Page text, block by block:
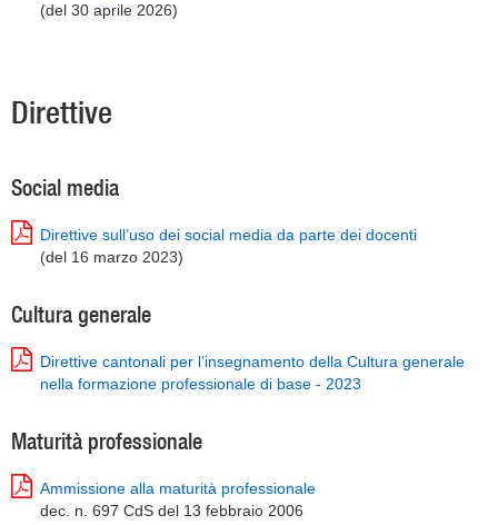
(del 30 aprile 2026)
Direttive
Social media
Direttive sull’uso dei social media da parte dei docenti
(del 16 marzo 2023)
Cultura generale
Direttive cantonali per l’insegnamento della Cultura generale
nella formazione professionale di base - 2023
Maturità professionale
Ammissione alla maturità professionale
dec. n. 697 CdS del 13 febbraio 2006